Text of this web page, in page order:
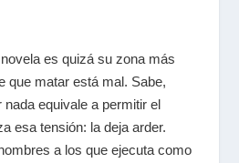
es quizá su zona más
que matar está mal. Sabe,
equivale a permitir el
esa tensión: la deja arder.
a los que ejecuta como